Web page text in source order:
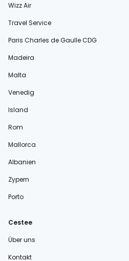
Wizz Air
Travel Service
Paris Charles de Gaulle CDG
Madeira
Malta
Venedig
Island
Rom
Mallorca
Albanien
Zypern
Porto
Cestee
Über uns
Kontakt